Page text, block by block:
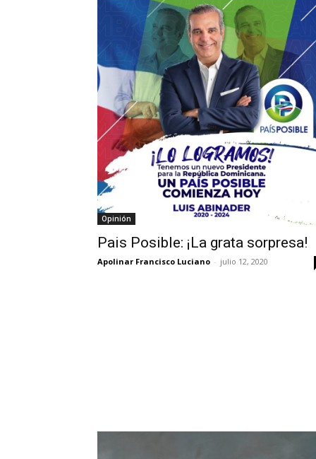
Opinión
Pais Posible: ¡La grata sorpresa!
Apolinar Francisco Luciano - julio 12, 2020